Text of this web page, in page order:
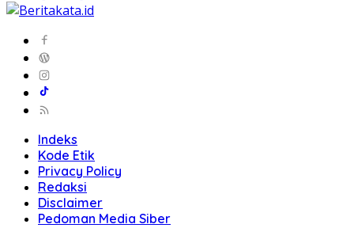
Indeks
Kode Etik
Privacy Policy
Redaksi
Disclaimer
Pedoman Media Siber